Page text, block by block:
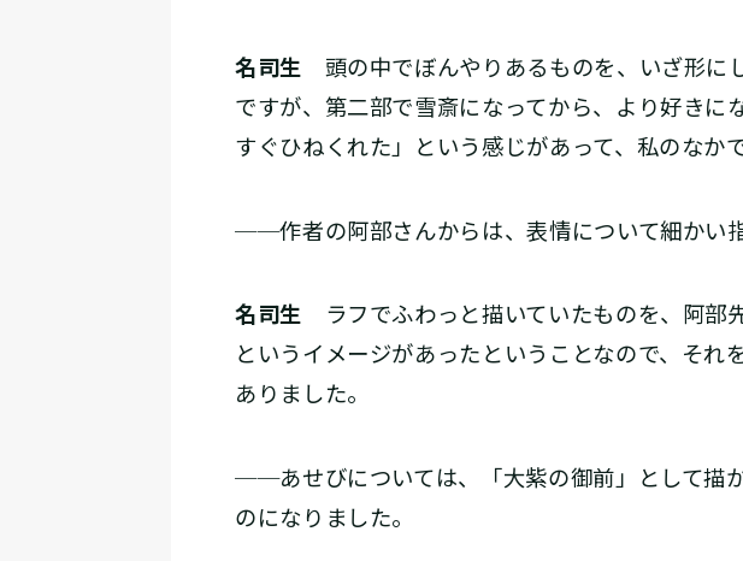
名司生 頭の中でぼんやりあるものを、いざ形に
ですが、第二部で雪斎になってから、より好きに
すぐひねくれた」という感じがあって、私のなか
──作者の阿部さんからは、表情について細かい
名司生 ラフでふわっと描いていたものを、阿部
というイメージがあったということなので、そ
ありました。
──あせびについては、「大紫の御前」として描
のになりました。